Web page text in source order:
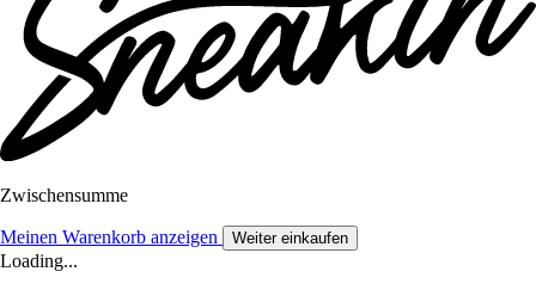
Zwischensumme
Meinen Warenkorb anzeigen Weiter einkaufen
Loading...